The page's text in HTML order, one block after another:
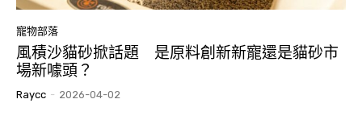
寵物部落
風積沙貓砂掀話題 是原料創新新寵還是貓砂市
場新噱頭？
Raycc - 2026-04-02